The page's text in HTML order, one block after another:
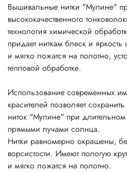
Вышивальные нитки "Мулине"
высококачественного
технология химической
придает ниткам блеск и
и мягко ложатся на полотно,
тепловой обработке.
Использование современных
красителей позволяет
ниток "Мулине" при
прямыми лучами солнца.
Нитки равномерно окрашены,
ворсистости. Имеют пологую
и мягко ложатся на полотно.